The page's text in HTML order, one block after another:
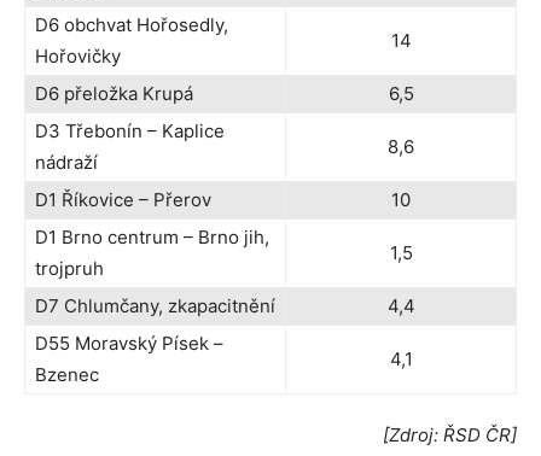
D6 obchvat Hořosedly,
Hořovičky
14
D6 přeložka Krupá
6,5
D3 Třebonín – Kaplice
nádraží
8,6
D1 Říkovice – Přerov
10
D1 Brno centrum – Brno jih,
trojpruh
1,5
D7 Chlumčany, zkapacitnění
4,4
D55 Moravský Písek –
Bzenec
4,1
[Zdroj: ŘSD ČR]